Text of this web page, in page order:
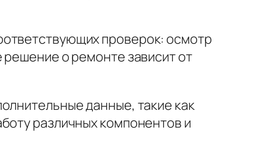
проверок: осмотр
о ремонте зависит от
данные, такие как
различных компонентов и